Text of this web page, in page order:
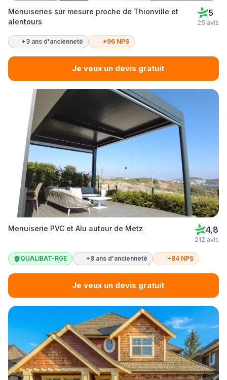
Menuiseries sur mesure proche de Thionville et
alentours
5
25 avis
+3 ans d'ancienneté +96 NPS
Je veux un devis gratuit
Menuiserie PVC et Alu autour de Metz 4,8
212 avis
QUALIBAT-RGE +8 ans d'ancienneté +84 NPS
Je veux un devis gratuit